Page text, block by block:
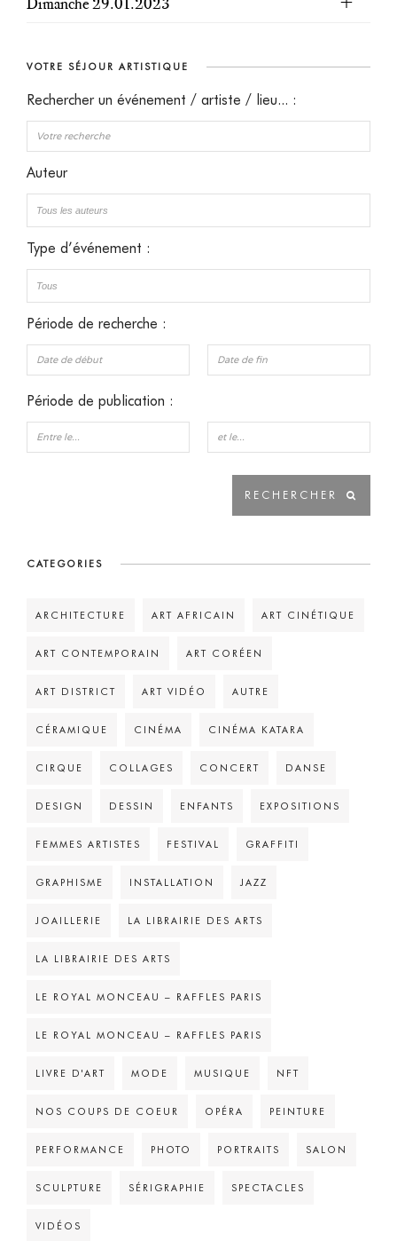
VOTRE SÉJOUR ARTISTIQUE
Rechercher un événement / artiste / lieu... :
Auteur
Type d’événement :
Période de recherche :
Période de publication :
CATEGORIES
ARCHITECTURE ART AFRICAIN ART CINÉTIQUE
ART CONTEMPORAIN ART CORÉEN
ART DISTRICT ART VIDÉO AUTRE
CÉRAMIQUE CINÉMA CINÉMA KATARA
CIRQUE COLLAGES CONCERT DANSE
DESIGN DESSIN ENFANTS EXPOSITIONS
FEMMES ARTISTES FESTIVAL GRAFFITI
GRAPHISME INSTALLATION JAZZ
JOAILLERIE LA LIBRAIRIE DES ARTS
LA LIBRAIRIE DES ARTS
LE ROYAL MONCEAU – RAFFLES PARIS
LE ROYAL MONCEAU – RAFFLES PARIS
LIVRE D'ART MODE MUSIQUE NFT
NOS COUPS DE COEUR OPÉRA PEINTURE
PERFORMANCE PHOTO PORTRAITS SALON
SCULPTURE SÉRIGRAPHIE SPECTACLES
VIDÉOS